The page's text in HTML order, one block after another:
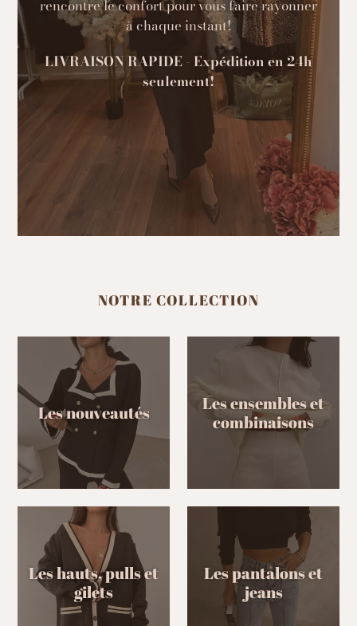
rencontre le confort pour vous faire rayonner
à chaque instant!
LIVRAISON RAPIDE - Expédition en 24h
seulement!
NOTRE COLLECTION
Les nouveautés
Les ensembles et
combinaisons
Les hauts, pulls et
gilets
Les pantalons et
jeans